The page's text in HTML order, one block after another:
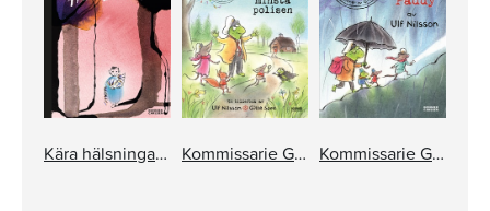
Kära hälsningar från Döden Kommissarie Gordon och Paddy. Största minsta polisen Kommissarie Gordon. Ett fall för Paddy